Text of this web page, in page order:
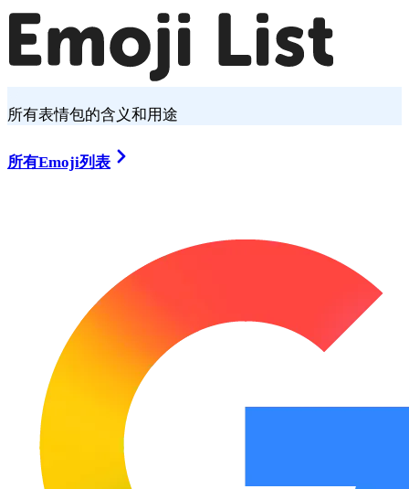
所有表情包的含义和用途
所有Emoji列表